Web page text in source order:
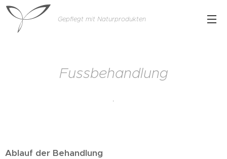
Gepflegt mit Naturprodukten
Fussbehandlung
.
Ablauf der Behandlung